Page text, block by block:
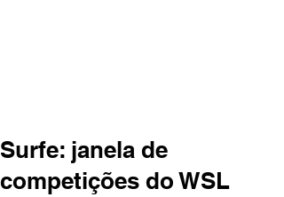
Surfe: janela de
competições do WSL